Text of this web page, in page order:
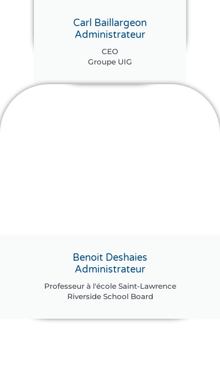
Carl Baillargeon
Administrateur
CEO
Groupe UIG
Benoit Deshaies
Administrateur
Professeur à l'école Saint-Lawrence
Riverside School Board